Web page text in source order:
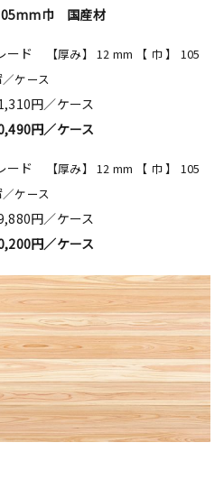
巾 国産材
ード
【厚み】 12 mm 【 巾 】 105
ケース
円／ケース
円／ケース
ード
【厚み】 12 mm 【 巾 】 105
ケース
円／ケース
円／ケース